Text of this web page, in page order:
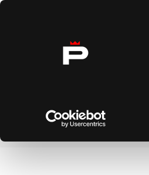
Ohita sisältö
Etusivu